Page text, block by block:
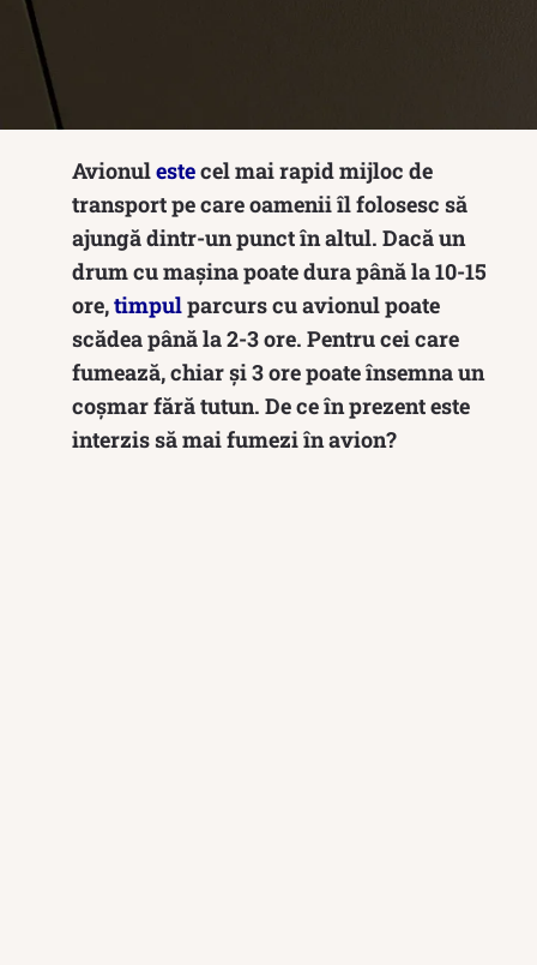
Avionulestecel mai rapid mijloc de
transport pe care oamenii îl folosesc să
ajungă dintr-un punct în altul. Dacă un
drum cu mașina poate dura până la 10-15
ore,timpulparcurs cu avionul poate
scădea până la 2-3 ore. Pentru cei care
fumează, chiar și 3 ore poate însemna un
coșmar fără tutun. De ce în prezent este
interzis să mai fumezi în avion?